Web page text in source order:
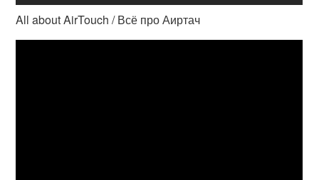
All about AirTouch / Всё про Аиртач